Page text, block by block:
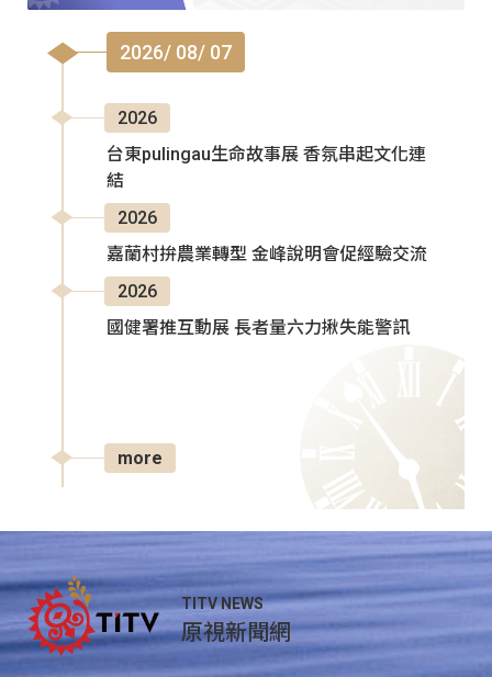
2026/ 08/ 07
2026
台東pulingau生命故事展 香氛串起文化連
結
2026
嘉蘭村拚農業轉型 金峰說明會促經驗交流
2026
國健署推互動展 長者量六力揪失能警訊
more
TITV NEWS
原視新聞網